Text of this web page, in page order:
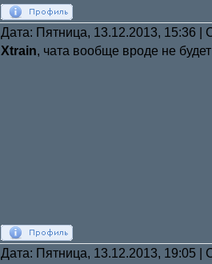
Дата: Пятница, 13.12.2013, 15:36
Xtrain, чата вообще вроде не будет
Дата: Пятница, 13.12.2013, 19:05